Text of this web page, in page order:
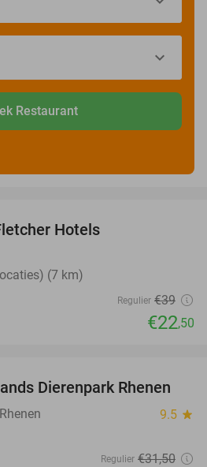
Restaurant
Hotels
(7 km)
Regulier €39
€22,50
19%
Dierenpark Rhenen
9.5 star
Regulier €31,50